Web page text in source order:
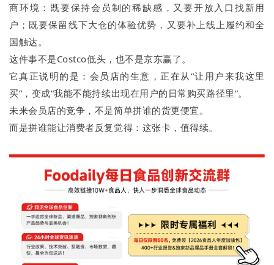
商环境：既要保持会员制的稀缺感，又要开放入口找新用
户；既要保留线下大仓的体验优势，又要补上线上履约和全
国触达。
这件事不是Costco低头，也不是京东赢了。
它真正说明的是：会员店的生意，正在从“让用户来我这里
买”，变成“我能不能持续出现在用户的日常购买路径里”。
未来会员店的竞争，不是简单拼谁的货更便宜。
而是拼谁能让消费者反复觉得：这张卡，值得续。